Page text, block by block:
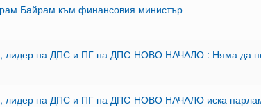
Байрам към финансовия министър
лидер на ДПС и ПГ на ДПС-НОВО НАЧАЛО : Няма да
лидер на ДПС и ПГ на ДПС-НОВО НАЧАЛО иска